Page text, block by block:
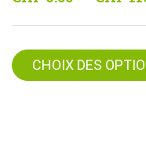
CHOIX DES